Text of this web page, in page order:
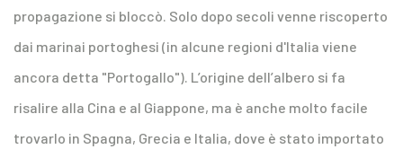
propagazione si bloccò. Solo dopo secoli venne riscoperto
dai marinai portoghesi (in alcune regioni d'Italia viene
ancora detta "Portogallo"). L’origine dell’albero si fa
risalire alla Cina e al Giappone, ma è anche molto facile
trovarlo in Spagna, Grecia e Italia, dove è stato importato